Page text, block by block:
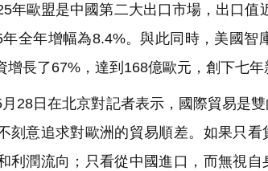
年歐盟是中國第二大出口市場，出口值
全年增幅為8.4%。與此同時，美國智
增長了67%，達到168億歐元，創下七年
28日在北京對記者表示，國際貿易是
刻意追求對歐洲的貿易順差。如果只
利潤流向；只看從中國進口，而無視自